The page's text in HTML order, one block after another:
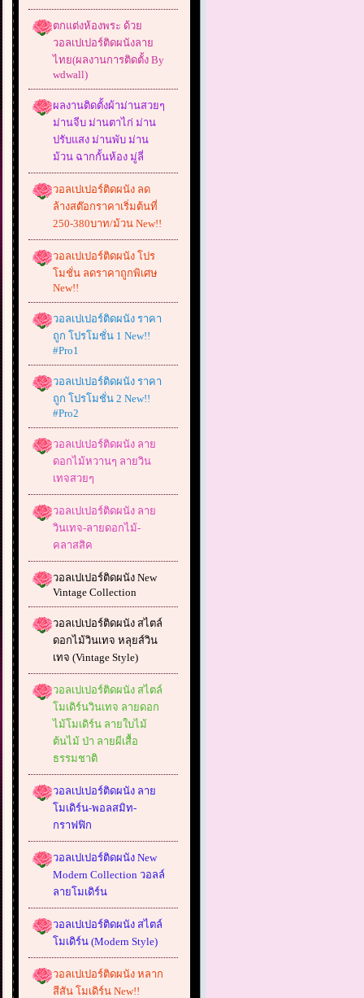
ตกแต่งห้องพระ ด้วย
วอลเปเปอร์ติดผนังลาย
ไทย(ผลงานการติดตั้ง By
wdwall)
ผลงานติดตั้งผ้าม่านสวยๆ
ม่านจีบ ม่านตาไก่ ม่าน
ปรับแสง ม่านพับ ม่าน
ม้วน ฉากกั้นห้อง มู่ลี่
วอลเปเปอร์ติดผนัง ลด
ล้างสต๊อกราคาเริ่มต้นที่
250-380บาท/ม้วน New!!
วอลเปเปอร์ติดผนัง โปร
โมชั่น ลดราคาถูกพิเศษ
New!!
วอลเปเปอร์ติดผนัง ราคา
ถูก โปรโมชั่น 1 New!!
#Pro1
วอลเปเปอร์ติดผนัง ราคา
ถูก โปรโมชั่น 2 New!!
#Pro2
วอลเปเปอร์ติดผนัง ลาย
ดอกไม้หวานๆ ลายวิน
เทจสวยๆ
วอลเปเปอร์ติดผนัง ลาย
วินเทจ-ลายดอกไม้-
คลาสสิค
วอลเปเปอร์ติดผนัง New
Vintage Collection
วอลเปเปอร์ติดผนัง สไตล์
ดอกไม้วินเทจ หลุยส์วิน
เทจ (Vintage Style)
วอลเปเปอร์ติดผนัง สไตล์
โมเดิร์นวินเทจ ลายดอก
ไม้โมเดิร์น ลายใบไม้
ต้นไม้ ป่า ลายผีเสื้อ
ธรรมชาติ
วอลเปเปอร์ติดผนัง ลาย
โมเดิร์น-พอลสมิท-
กราฟฟิก
วอลเปเปอร์ติดผนัง New
Modern Collection วอลล์
ลายโมเดิร์น
วอลเปเปอร์ติดผนัง สไตล์
โมเดิร์น (Modern Style)
วอลเปเปอร์ติดผนัง หลาก
สีสัน โมเดิร์น New!!